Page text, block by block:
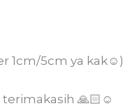
1cm/5cm ya kak☺️)
🙏🏻☺️